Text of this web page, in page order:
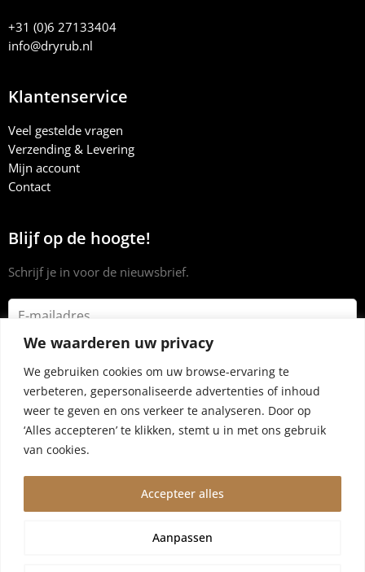
We waarderen uw privacy
We gebruiken cookies om uw browse-ervaring te
verbeteren, gepersonaliseerde advertenties of inhoud
weer te geven en ons verkeer te analyseren. Door op
‘Alles accepteren’ te klikken, stemt u in met ons gebruik
van cookies.
Aanpassen
Accepteer alles
+31 (0)6 27133404
info@dryrub.nl
Klantenservice
Veel gestelde vragen
Verzending & Levering
Mijn account
Contact
Blijf op de hoogte!
Schrijf je in voor de nieuwsbrief.
© 2024 Dryrub.nl |